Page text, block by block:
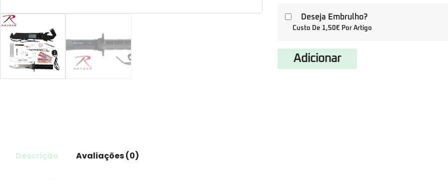
Deseja Embrulho?
Custo De 1,50€ Por Artigo
Adicionar
Descrição Avaliações (0)